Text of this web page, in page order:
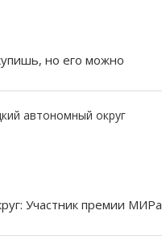
но его можно
автономный округ
Участник премии МИРа